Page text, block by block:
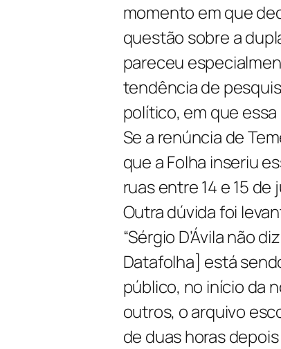
momento em que
questão sobre a
pareceu
tendência de
político, em que
Se a renúncia de
que a Folha inseriu
ruas entre 14 e 15 de
Outra dúvida foi
“Sérgio D’Ávila não
Datafolha] está
público, no início da
outros, o arquivo
de duas horas